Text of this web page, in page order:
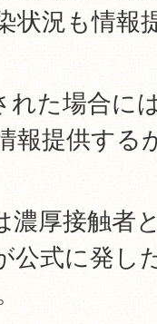
状況も情報
れた場合に
報提供する
濃厚接触者
公式に発し